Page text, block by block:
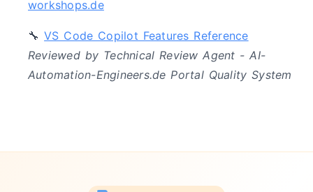
workshops.de
🔧VS Code Copilot Features Reference
Reviewed by Technical Review Agent - AI-
Automation-Engineers.de Portal Quality System